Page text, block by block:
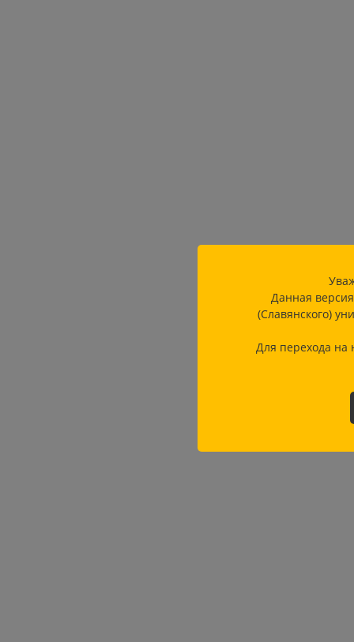
Данная
(Славянского)
Для перехода на